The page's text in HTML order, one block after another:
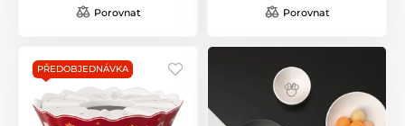
Porovnat Porovnat
PŘEDOBJEDNÁVKA